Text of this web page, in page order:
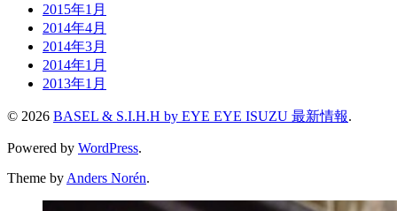
2015年1月
2014年4月
2014年3月
2014年1月
2013年1月
© 2026 BASEL & S.I.H.H by EYE EYE ISUZU 最新情報.
Powered by WordPress.
Theme by Anders Norén.